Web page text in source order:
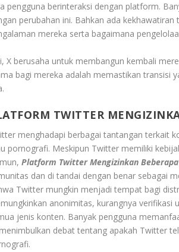
pengguna berinteraksi dengan platform.
perubahan ini. Bahkan ada
mereka serta bagaimana
X berusaha untuk membangun kembali
bagi mereka adalah memastikan transisi
TWITTER
menghadapi berbagai tantangan terkait
pornografi. Meskipun Twitter memiliki
Platform Twitter Mengizinkan
dan di tandai dengan benar sebagai
Twitter mungkin menjadi tempat bagi
anonimitas, kurangnya verifikasi
jenis konten. Banyak pengguna
debat tentang apakah Twitter